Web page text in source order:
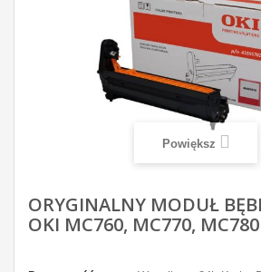
Powiększ
ORYGINALNY MODUŁ
OKI MC760, MC770,